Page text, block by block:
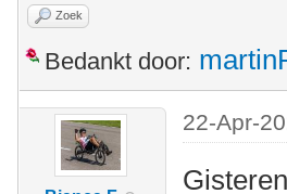
Zoek
Bedankt door:
22-Apr-